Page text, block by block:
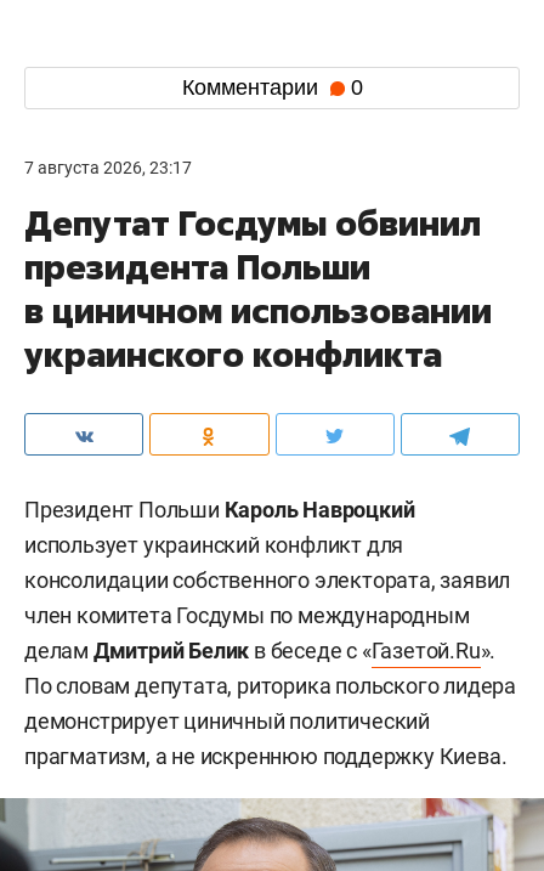
Комментарии 0
7 августа 2026, 23:17
Депутат Госдумы обвинил
президента Польши
в циничном использовании
украинского конфликта
Президент Польши Кароль Навроцкий
использует украинский конфликт для
консолидации собственного электората, заявил
член комитета Госдумы по международным
делам Дмитрий Белик в беседе с «Газетой.Ru».
По словам депутата, риторика польского лидера
демонстрирует циничный политический
прагматизм, а не искреннюю поддержку Киева.